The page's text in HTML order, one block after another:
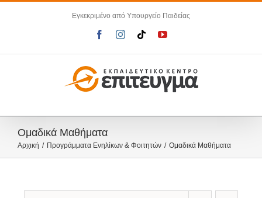
Εγκεκριμένο από Υπουργείο Παιδείας
FacebookInstagram
TiktokYouTube
Ομαδικά Μαθήματα
Αρχική Προγράμματα Ενηλίκων & Φοιτητών Ομαδικά Μαθήματα